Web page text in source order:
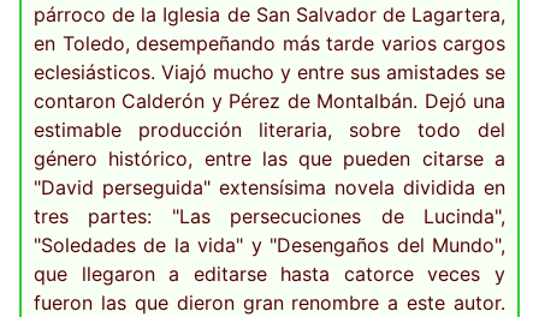
párroco de la Iglesia de San Salvador de Lagartera,
en Toledo, desempeñando más tarde varios cargos
eclesiásticos. Viajó mucho y entre sus amistades se
contaron Calderón y Pérez de Montalbán. Dejó una
estimable producción literaria, sobre todo del
género histórico, entre las que pueden citarse a
"David perseguida" extensísima novela dividida en
tres partes: "Las persecuciones de Lucinda",
"Soledades de la vida" y "Desengaños del Mundo",
que llegaron a editarse hasta catorce veces y
fueron las que dieron gran renombre a este autor.